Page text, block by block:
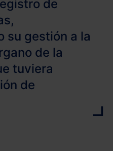
de
su gestión a la
de la
tuviera
de